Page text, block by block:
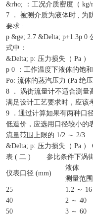
&rho; ：工况介质密度（ kg/
7 ． 被测介质为液体时 , 为
要求 :
p &ge; 2.7 &Delta; p+1.3p 0
式中：
&Delta; p: 压力损失（ Pa ）
p 0 ：工作温度下液体的饱和
Po: 流体的蒸汽压力 (Pa 绝
8 ． 涡街流量计不适合测量
满足设计工艺要求时，应该
9 ．通过计算如果有两种口
低造价，应选用口径较小的
流量范围上限的 1/2 ～ 2/3
&Delta; p: 压力损失（ Pa ）
表 ( 二 ) 参比条件下涡街
仪表口径 (mm)
液体
测量范
25
1.2 ～ 16
40
2 ～ 40
50
3 ～ 60